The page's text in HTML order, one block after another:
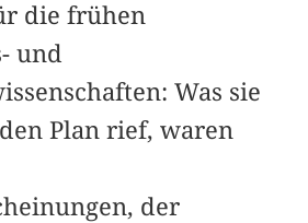
die frühen
und
Was sie
Plan rief, waren
der